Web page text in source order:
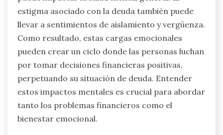
La deuda puede llevar a consecuencias
psicológicas significativas, incluyendo ansiedad,
depresión y disminución de la autoestima. Las
personas a menudo experimentan estrés
constante debido a presiones financieras, lo que
puede impactar la salud mental general. El
estigma asociado con la deuda también puede
llevar a sentimientos de aislamiento y vergüenza.